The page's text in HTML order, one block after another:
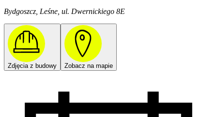
Bydgoszcz, Leśne, ul. Dwernickiego 8E
Zdjęcia z budowy Zobacz na mapie